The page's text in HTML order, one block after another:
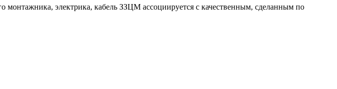
электрика, кабель ЗЗЦМ ассоциируется с качественным, сделанным по